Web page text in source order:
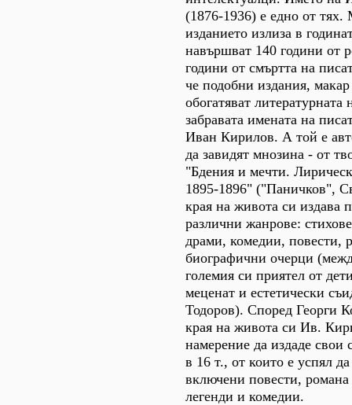
(1876-1936) е едно от тях.
изданието излиза в
навършват 140 години от
години от смъртта на
че подобни издания,
обогатяват
забравата имената на
Иван Кирилов. А той е
да завидят мнозина - от
"Бдения и мечти.
1895-1896" ("Паничков",
края на живота си издава
различни жанрове:
драми, комедии, повести,
биографични очерци
големия си приятел от
меценат и естетически
Тодоров). Според Георги
края на живота си Ив.
намерение да издаде свои
в 16 т., от които е успял
включени повести,
легенди и комедии.